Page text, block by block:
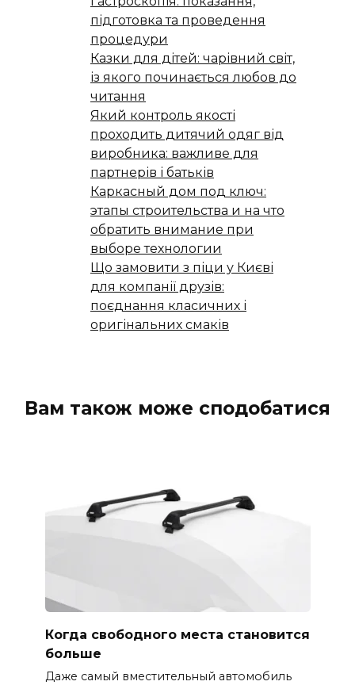
підготовка та проведення
процедури
Казки для дітей: чарівний світ,
із якого починається любов до
читання
Який контроль якості
проходить дитячий одяг від
виробника: важливе для
партнерів і батьків
Каркасный дом под ключ:
этапы строительства и на что
обратить внимание при
выборе технологии
Що замовити з піци у Києві
для компанії друзів:
поєднання класичних і
оригінальних смаків
Вам також може сподобатися
Когда свободного места становится
больше
Даже самый вместительный автомобиль